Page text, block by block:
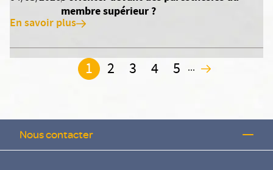
membre supérieur ?
En savoir plus
1 2 3 4 5 ... 2
Nous contacter